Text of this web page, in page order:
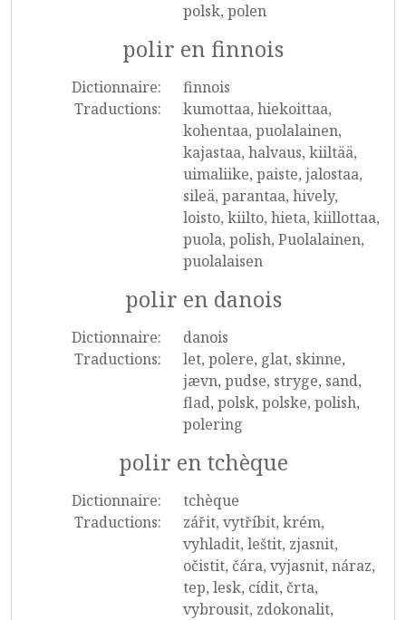
polsk, polen
polir en finnois
Dictionnaire:
finnois
Traductions:
kumottaa, hiekoittaa,
kohentaa, puolalainen,
kajastaa, halvaus, kiiltää,
uimaliike, paiste, jalostaa,
sileä, parantaa, hively,
loisto, kiilto, hieta, kiillottaa,
puola, polish, Puolalainen,
puolalaisen
polir en danois
Dictionnaire:
danois
Traductions:
let, polere, glat, skinne,
jævn, pudse, stryge, sand,
flad, polsk, polske, polish,
polering
polir en tchèque
Dictionnaire:
tchèque
Traductions:
zářit, vytříbit, krém,
vyhladit, leštit, zjasnit,
očistit, čára, vyjasnit, náraz,
tep, lesk, cídit, črta,
vybrousit, zdokonalit,